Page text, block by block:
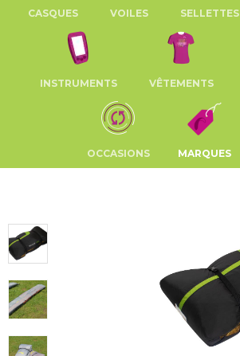
CASQUES VOILES SELLETTES
INSTRUMENTS VÊTEMENTS
OCCASIONS MARQUES